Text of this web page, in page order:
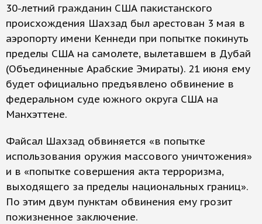
30-летний гражданин США пакистанского
происхождения Шахзад был арестован 3 мая в
аэропорту имени Кеннеди при попытке покинуть
пределы США на самолете, вылетавшем в Дубай
(Объединенные Арабские Эмираты). 21 июня ему
будет официально предъявлено обвинение в
федеральном суде южного округа США на
Манхэттене.
Файсал Шахзад обвиняется «в попытке
использования оружия массового уничтожения»
и в «попытке совершения акта терроризма,
выходящего за пределы национальных границ».
По этим двум пунктам обвинения ему грозит
пожизненное заключение.